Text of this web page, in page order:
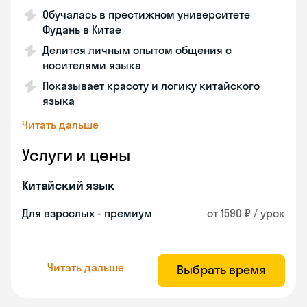
Обучалась в престижном университете
Фудань в Китае
Делится личным опытом общения с
носителями языка
Показывает красоту и логику китайского
языка
Читать дальше
Услуги и цены
Китайский язык
Для взрослых - премиум от 1590 ₽ / урок
Читать дальше Выбрать время